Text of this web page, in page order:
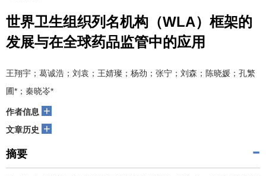
世界卫生组织列名机构（WLA）框架的
发展与在全球药品监管中的应用
王翔宇；葛诚浩；刘袁；王婧璨；杨劲；张宁；刘森；陈晓媛；孔繁
圃*；秦晓岺*
作者信息 +
文章历史 +
摘要